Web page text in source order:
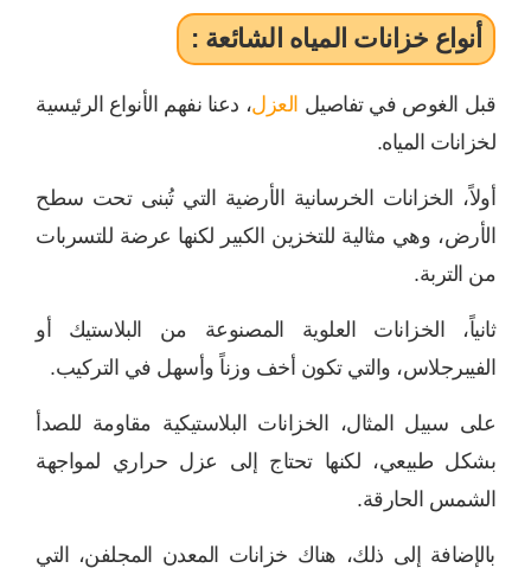
أنواع خزانات المياه الشائعة :
قبل الغوص في تفاصيل العزل، دعنا نفهم الأنواع الرئيسية
لخزانات المياه.
أولاً، الخزانات الخرسانية الأرضية التي تُبنى تحت سطح
الأرض، وهي مثالية للتخزين الكبير لكنها عرضة للتسربات
من التربة.
ثانياً، الخزانات العلوية المصنوعة من البلاستيك أو
الفيبرجلاس، والتي تكون أخف وزناً وأسهل في التركيب.
على سبيل المثال، الخزانات البلاستيكية مقاومة للصدأ
بشكل طبيعي، لكنها تحتاج إلى عزل حراري لمواجهة
الشمس الحارقة.
بالإضافة إلى ذلك، هناك خزانات المعدن المجلفن، التي